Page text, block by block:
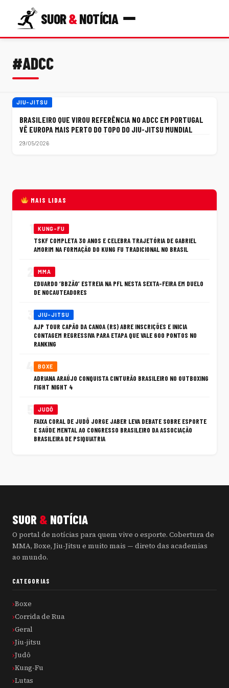
SUOR&NOTÍCIA
#ADCC
JIU-JITSU
BRASILEIRO QUE VIROU REFERÊNCIA NO ADCC EM PORTUGAL
VÊ EUROPA MAIS PERTO DO TOPO DO JIU-JITSU MUNDIAL
29/05/2026
MAIS LIDAS
KUNG-FU
TSKF COMPLETA 30 ANOS E CELEBRA TRAJETÓRIA DE GABRIEL
AMORIM NA FORMAÇÃO DO KUNG FU TRADICIONAL NO BRASIL
MMA
EDUARDO ‘BBZÃO’ ESTREIA NA PFL NESTA SEXTA-FEIRA EM DUELO
DE NOCAUTEADORES
JIU-JITSU
AJP TOUR CAPÃO DA CANOA (RS) ABRE INSCRIÇÕES E INICIA
CONTAGEM REGRESSIVA PARA ETAPA QUE VALE 600 PONTOS NO
RANKING
BOXE
ADRIANA ARAÚJO CONQUISTA CINTURÃO BRASILEIRO NO OUTBOXING
FIGHT NIGHT 4
JUDÔ
FAIXA CORAL DE JUDÔ JORGE JABER LEVA DEBATE SOBRE ESPORTE
E SAÚDE MENTAL AO CONGRESSO BRASILEIRO DA ASSOCIAÇÃO
BRASILEIRA DE PSIQUIATRIA
SUOR & NOTÍCIA
O portal de notícias para quem vive o esporte. Cobertura de
MMA, Boxe, Jiu-Jitsu e muito mais — direto das academias
ao mundo.
CATEGORIAS
Boxe
Corrida de Rua
Geral
Jiu-jitsu
Judô
Kung-Fu
Lutas